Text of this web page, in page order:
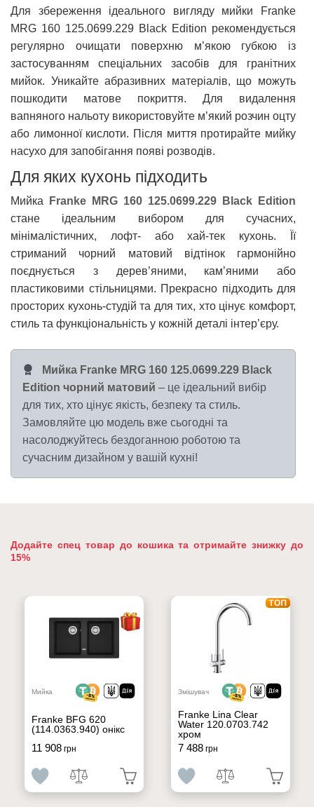
Для збереження ідеального вигляду мийки Franke
MRG 160 125.0699.229 Black Edition рекомендується
регулярно очищати поверхню м’якою губкою із
застосуванням спеціальних засобів для гранітних
мийок. Уникайте абразивних матеріалів, що можуть
пошкодити матове покриття. Для видалення
вапняного нальоту використовуйте м’який розчин оцту
або лимонної кислоти. Після миття протирайте мийку
насухо для запобігання появі розводів.
Для яких кухонь підходить
Мийка
Franke MRG 160 125.0699.229 Black Edition
стане ідеальним вибором для сучасних,
мінімалістичних, лофт- або хай-тек кухонь. Її
стриманий чорний матовий відтінок гармонійно
поєднується з дерев’яними, кам’яними або
пластиковими стільницями. Прекрасно підходить для
просторих кухонь-студій та для тих, хто цінує комфорт,
стиль та функціональність у кожній деталі інтер’єру.
Мийка Franke MRG 160 125.0699.229 Black
Edition чорний матовий – це ідеальний вибір
для тих, хто цінує якість, безпеку та стиль.
Замовляйте цю модель вже сьогодні та
насолоджуйтесь бездоганною роботою та
сучасним дизайном у вашій кухні!
Додайте спец товар до кошика та отримайте знижку до
15%
Мийка
Franke BFG 620
(114.0363.940) онікс
11 908грн
Змішувач
Franke Lina Clear
Water 120.0703.742
хром
7 488грн